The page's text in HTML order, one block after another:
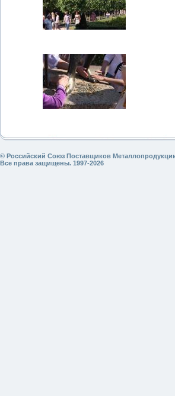
© Российский Союз Поставщиков
Все права защищены. 1997-2026